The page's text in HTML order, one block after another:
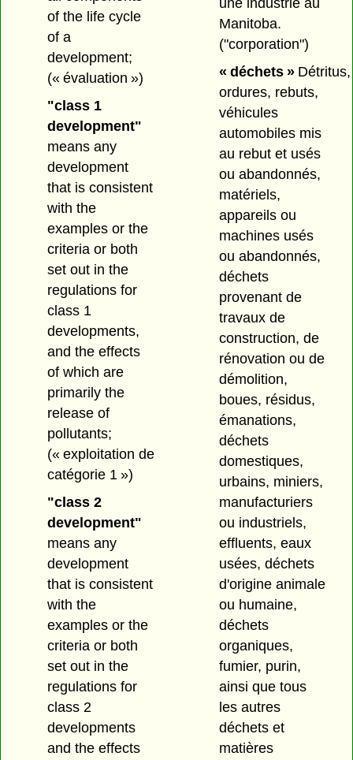
of the life cycle
of a
development;
(« évaluation »)
"class 1
development"
means any
development
that is consistent
with the
examples or the
criteria or both
set out in the
regulations for
class 1
developments,
and the effects
of which are
primarily the
release of
pollutants;
(« exploitation de
catégorie 1 »)
"class 2
development"
means any
development
that is consistent
with the
examples or the
criteria or both
set out in the
regulations for
class 2
developments
and the effects
Manitoba.
("corporation")
« déchets »Détritus,
ordures, rebuts,
véhicules
automobiles mis
au rebut et usés
ou abandonnés,
matériels,
appareils ou
machines usés
ou abandonnés,
déchets
provenant de
travaux de
construction, de
rénovation ou de
démolition,
boues, résidus,
émanations,
déchets
domestiques,
urbains, miniers,
manufacturiers
ou industriels,
effluents, eaux
usées, déchets
d'origine animale
ou humaine,
déchets
organiques,
fumier, purin,
ainsi que tous
les autres
déchets et
matières